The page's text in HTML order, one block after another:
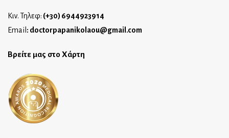
Κιν. Τηλεφ: (+30) 6944923914
Email : doctorpapanikolaou@gmail.com
Βρείτε μας στο Χάρτη